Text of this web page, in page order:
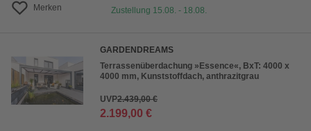
Merken
Zustellung 15.08. - 18.08.
GARDENDREAMS
Terrassenüberdachung »Essence«, BxT: 4000 x
4000 mm, Kunststoffdach, anthrazitgrau
UVP2.439,00 €
2.199,00 €